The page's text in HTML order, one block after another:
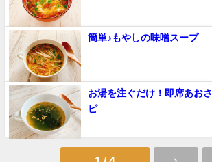
簡単♪もやしの味噌スープ
お湯を注ぐだけ！即席あお
ピ